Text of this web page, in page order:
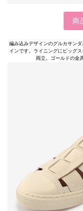
商
編み込みデザインのグルカサン
インです。ライニングにピッグ
両立。ゴールドの金